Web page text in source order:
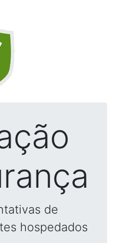
de
hospedados